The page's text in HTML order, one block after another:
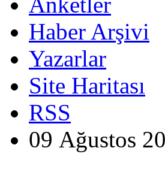
Haber Arşivi
Yazarlar
Site Haritası
RSS
09 Ağustos